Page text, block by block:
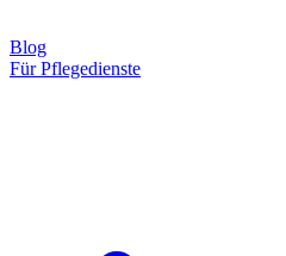
Blog
Für Pflegedienste